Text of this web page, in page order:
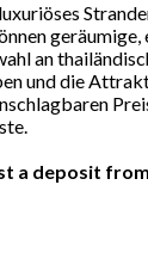
an
und die
a deposit